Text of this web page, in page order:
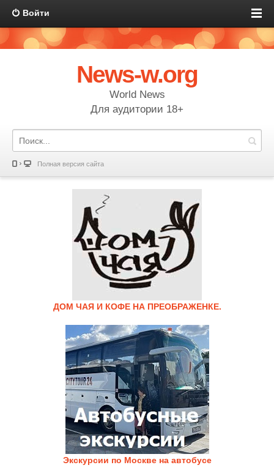
Войти
News-w.org
World News
Для аудитории 18+
Полная версия сайта
ДОМ ЧАЯ И КОФЕ НА ПРЕОБРАЖЕНКЕ.
Экскурсии по Москве на автобусе